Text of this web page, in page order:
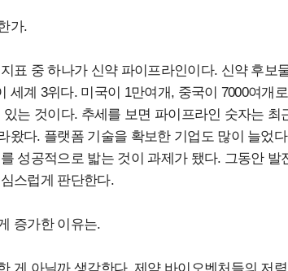
가.
표 중 하나가 신약 파이프라인이다. 신약 후보
세계 3위다. 미국이 1만여개, 중국이 7000여개
는 것이다. 추세를 보면 파이프라인 숫자는 최
왔다. 플랫폼 기술을 확보한 기업도 많이 늘었
성공적으로 밟는 것이 과제가 됐다. 그동안
스럽게 판단한다.
증가한 이유는.